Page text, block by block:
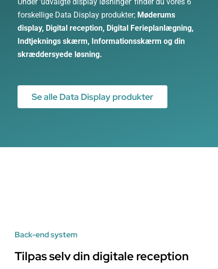
forskellige Data Display produkter; Møderums
display, Digital reception, Digital Ferieplanlægning,
Indtjeknings skærm, Informationsskærm og din
skræddersyede løsning.
Se alle Data Display produkter
Back-end system
Tilpas selv din digitale reception